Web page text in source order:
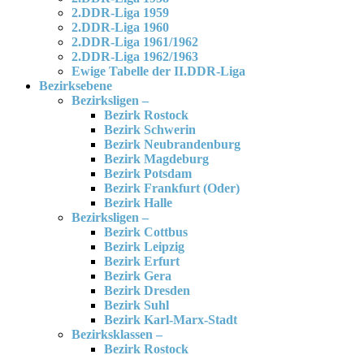
2.DDR-Liga 1959
2.DDR-Liga 1960
2.DDR-Liga 1961/1962
2.DDR-Liga 1962/1963
Ewige Tabelle der II.DDR-Liga
Bezirksebene
Bezirksligen –
Bezirk Rostock
Bezirk Schwerin
Bezirk Neubrandenburg
Bezirk Magdeburg
Bezirk Potsdam
Bezirk Frankfurt (Oder)
Bezirk Halle
Bezirksligen –
Bezirk Cottbus
Bezirk Leipzig
Bezirk Erfurt
Bezirk Gera
Bezirk Dresden
Bezirk Suhl
Bezirk Karl-Marx-Stadt
Bezirksklassen –
Bezirk Rostock